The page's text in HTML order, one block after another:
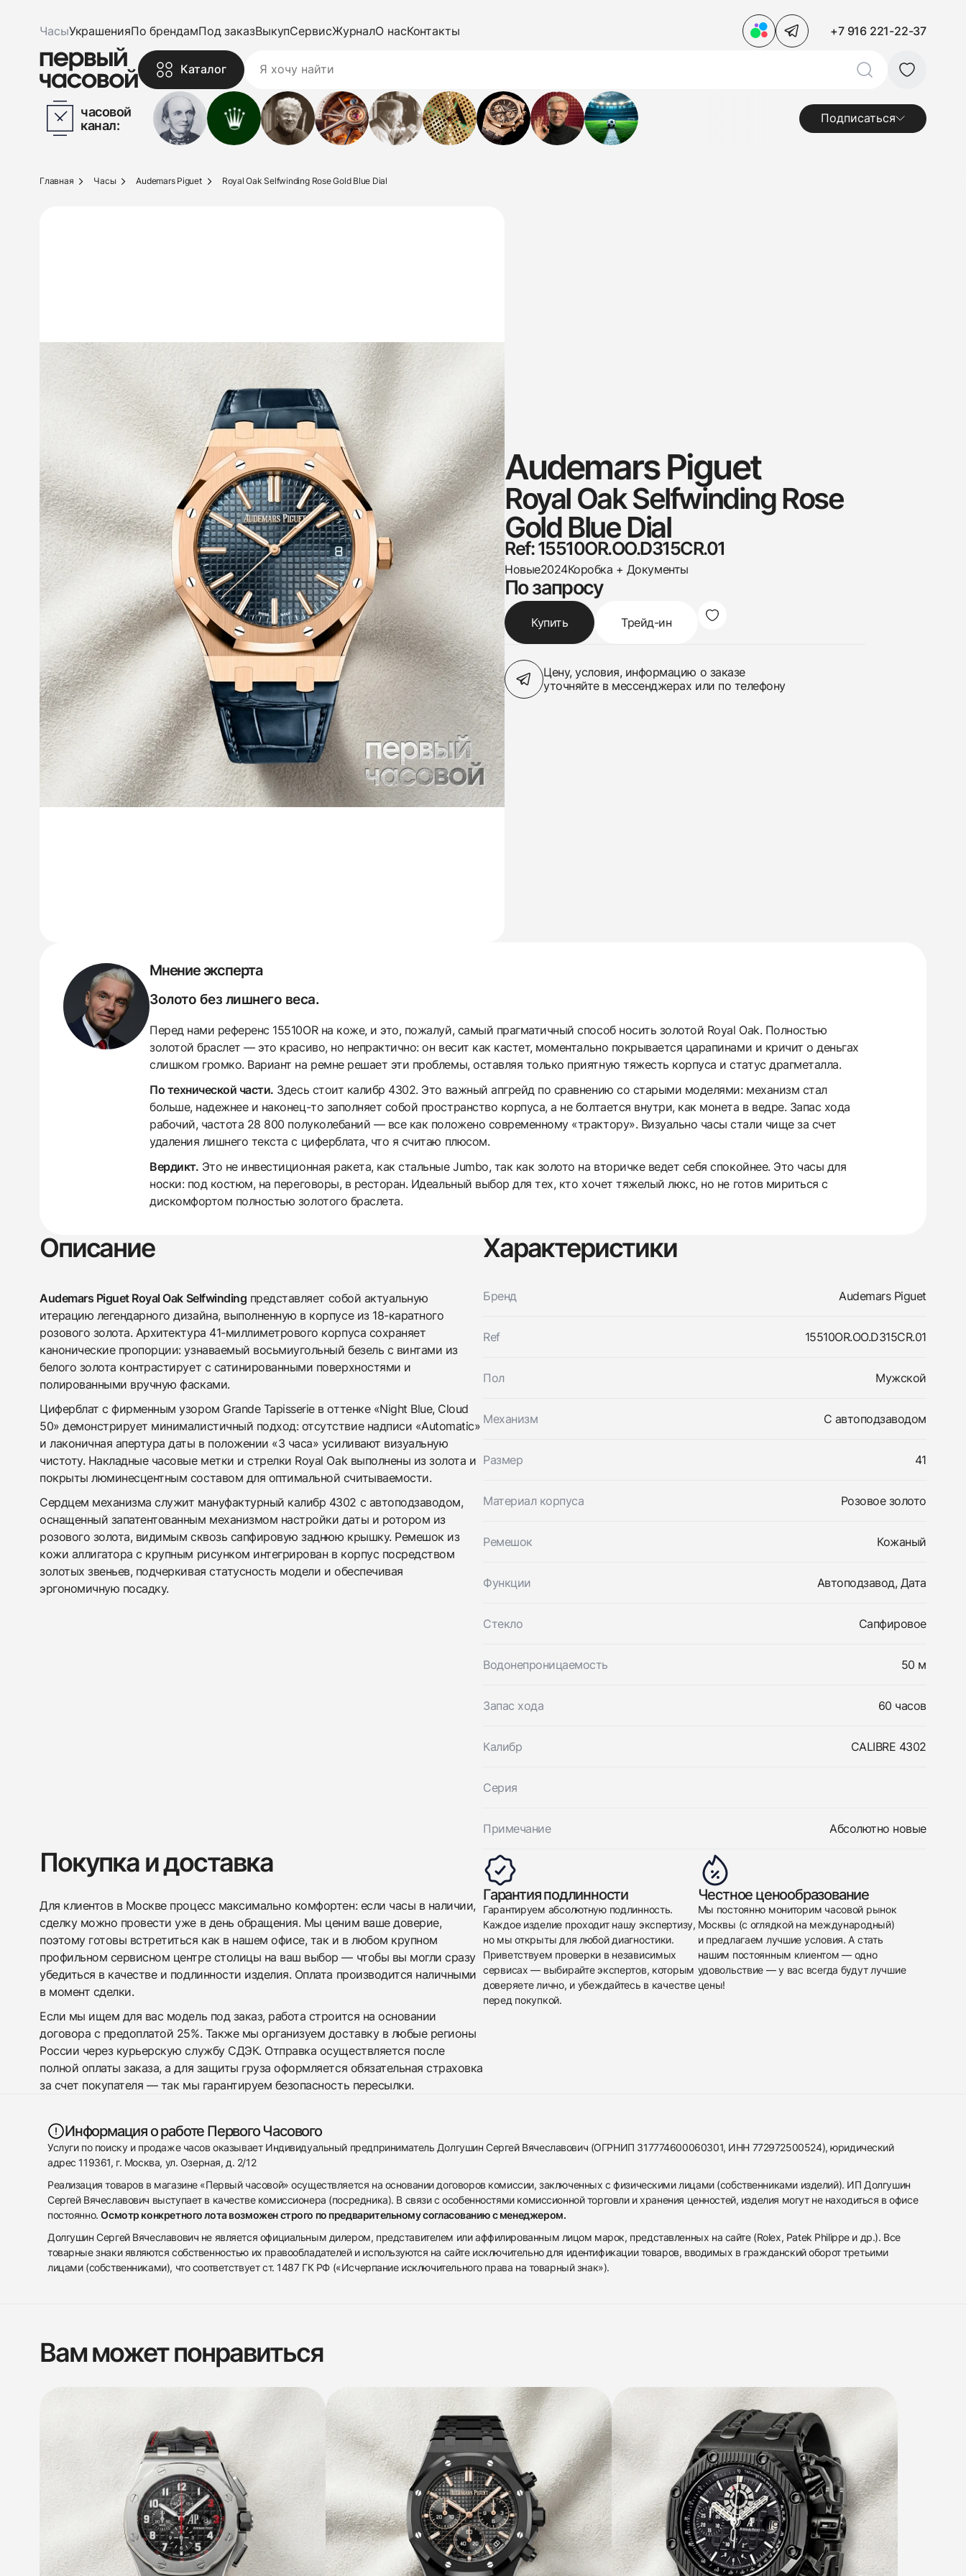
ЧасыУкрашенияПо брендамПод заказВыкупСервисЖурналО насКонтакты +7 916 221-22-37
Каталог
часовой
канал:
Подписаться
Главная Часы Audemars Piguet Royal Oak Selfwinding Rose Gold Blue Dial
Audemars Piguet
Royal Oak Selfwinding Rose
Gold Blue Dial
Ref: 15510OR.OO.D315CR.01
Новые2024Коробка + Документы
По запросу
Купить Трейд-ин
Цену, условия, информацию о заказе
уточняйте в мессенджерах или по телефону
Мнение эксперта
Золото без лишнего веса.
Перед нами референс 15510OR на коже, и это, пожалуй, самый прагматичный способ носить золотой Royal Oak. Полностью
золотой браслет — это красиво, но непрактично: он весит как кастет, моментально покрывается царапинами и кричит о деньгах
слишком громко. Вариант на ремне решает эти проблемы, оставляя только приятную тяжесть корпуса и статус драгметалла.
По технической части. Здесь стоит калибр 4302. Это важный апгрейд по сравнению со старыми моделями: механизм стал
больше, надежнее и наконец-то заполняет собой пространство корпуса, а не болтается внутри, как монета в ведре. Запас хода
рабочий, частота 28 800 полуколебаний — все как положено современному «трактору». Визуально часы стали чище за счет
удаления лишнего текста с циферблата, что я считаю плюсом.
Вердикт. Это не инвестиционная ракета, как стальные Jumbo, так как золото на вторичке ведет себя спокойнее. Это часы для
носки: под костюм, на переговоры, в ресторан. Идеальный выбор для тех, кто хочет тяжелый люкс, но не готов мириться с
дискомфортом полностью золотого браслета.
Описание
Audemars Piguet Royal Oak Selfwinding представляет собой актуальную
итерацию легендарного дизайна, выполненную в корпусе из 18-каратного
розового золота. Архитектура 41-миллиметрового корпуса сохраняет
канонические пропорции: узнаваемый восьмиугольный безель с винтами из
белого золота контрастирует с сатинированными поверхностями и
полированными вручную фасками.
Циферблат с фирменным узором Grande Tapisserie в оттенке «Night Blue, Cloud
50» демонстрирует минималистичный подход: отсутствие надписи «Automatic»
и лаконичная апертура даты в положении «3 часа» усиливают визуальную
чистоту. Накладные часовые метки и стрелки Royal Oak выполнены из золота и
покрыты люминесцентным составом для оптимальной считываемости.
Сердцем механизма служит мануфактурный калибр 4302 с автоподзаводом,
оснащенный запатентованным механизмом настройки даты и ротором из
розового золота, видимым сквозь сапфировую заднюю крышку. Ремешок из
кожи аллигатора с крупным рисунком интегрирован в корпус посредством
золотых звеньев, подчеркивая статусность модели и обеспечивая
эргономичную посадку.
Характеристики
Бренд Audemars Piguet
Ref 15510OR.OO.D315CR.01
Пол Мужской
Механизм С автоподзаводом
Размер 41
Материал корпуса Розовое золото
Ремешок Кожаный
Функции Автоподзавод, Дата
Стекло Сапфировое
Водонепроницаемость 50 м
Запас хода 60 часов
Калибр CALIBRE 4302
Серия
Примечание Абсолютно новые
Покупка и доставка
Для клиентов в Москве процесс максимально комфортен: если часы в наличии,
сделку можно провести уже в день обращения. Мы ценим ваше доверие,
поэтому готовы встретиться как в нашем офисе, так и в любом крупном
профильном сервисном центре столицы на ваш выбор — чтобы вы могли сразу
убедиться в качестве и подлинности изделия. Оплата производится наличными
в момент сделки.
Если мы ищем для вас модель под заказ, работа строится на основании
договора с предоплатой 25%. Также мы организуем доставку в любые регионы
России через курьерскую службу СДЭК. Отправка осуществляется после
полной оплаты заказа, а для защиты груза оформляется обязательная страховка
за счет покупателя — так мы гарантируем безопасность пересылки.
Гарантия подлинности
Гарантируем абсолютную подлинность.
Каждое изделие проходит нашу экспертизу,
но мы открыты для любой диагностики.
Приветствуем проверки в независимых
сервисах — выбирайте экспертов, которым
доверяете лично, и убеждайтесь в качестве
перед покупкой.
Честное ценообразование
Мы постоянно мониторим часовой рынок
Москвы (с оглядкой на международный)
и предлагаем лучшие условия. А стать
нашим постоянным клиентом — одно
удовольствие — у вас всегда будут лучшие
цены!
Информация о работе Первого Часового
Услуги по поиску и продаже часов оказывает Индивидуальный предприниматель Долгушин Сергей Вячеславович (ОГРНИП 317774600060301, ИНН 772972500524), юридический
адрес 119361, г. Москва, ул. Озерная, д. 2/12
Реализация товаров в магазине «Первый часовой» осуществляется на основании договоров комиссии, заключенных с физическими лицами (собственниками изделий). ИП Долгушин
Сергей Вячеславович выступает в качестве комиссионера (посредника). В связи с особенностями комиссионной торговли и хранения ценностей, изделия могут не находиться в офисе
постоянно.Осмотр конкретного лота возможен строго по предварительному согласованию с менеджером.
Долгушин Сергей Вячеславович не является официальным дилером, представителем или аффилированным лицом марок, представленных на сайте (Rolex, Patek Philippe и др.). Все
товарные знаки являются собственностью их правообладателей и используются на сайте исключительно для идентификации товаров, вводимых в гражданский оборот третьими
лицами (собственниками), что соответствует ст. 1487 ГК РФ («Исчерпание исключительного права на товарный знак»).
Купить эти часы
Оставьте ваши контактные данные и мы свяжемся с
вами
Audemars Piguet
Royal Oak Selfwinding Rose Gold Blue Dial
Новые
Трейд-ин часов
вами
Audemars Piguet
Royal Oak Selfwinding Rose Gold Blue Dial
НовыеКоробка + Документы
По запросу
Приложите фото ваших часов…
Вам может понравиться